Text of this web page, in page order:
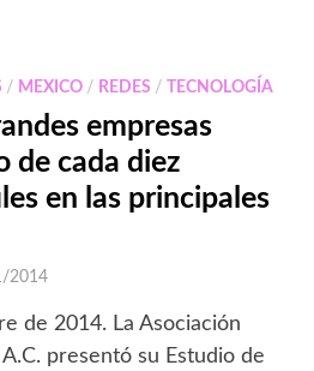
/ MEXICO/ REDES / TECNOLOGÍA
empresas
de cada diez
en las principales
2014
de 2014. La Asociación
presentó su Estudio de